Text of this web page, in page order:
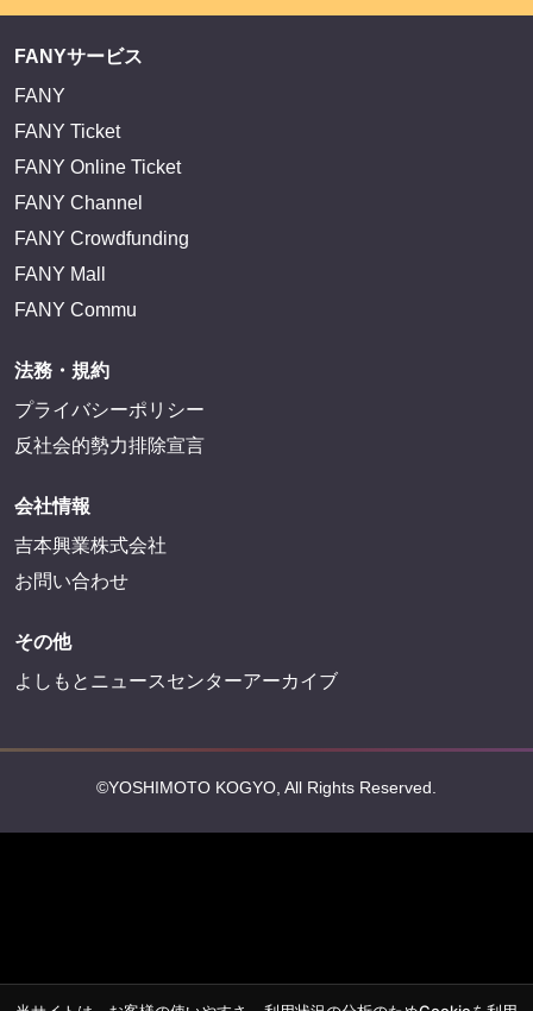
FANYサービス
FANY
FANY Ticket
FANY Online Ticket
FANY Channel
FANY Crowdfunding
FANY Mall
FANY Commu
法務・規約
プライバシーポリシー
反社会的勢力排除宣言
会社情報
吉本興業株式会社
お問い合わせ
その他
よしもとニュースセンターアーカイブ
©YOSHIMOTO KOGYO, All Rights Reserved.